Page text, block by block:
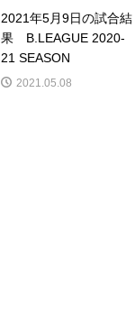
2021年5月9日の試合結
果 B.LEAGUE 2020-
21 SEASON
2021.05.08